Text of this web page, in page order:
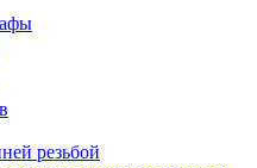
резьбой